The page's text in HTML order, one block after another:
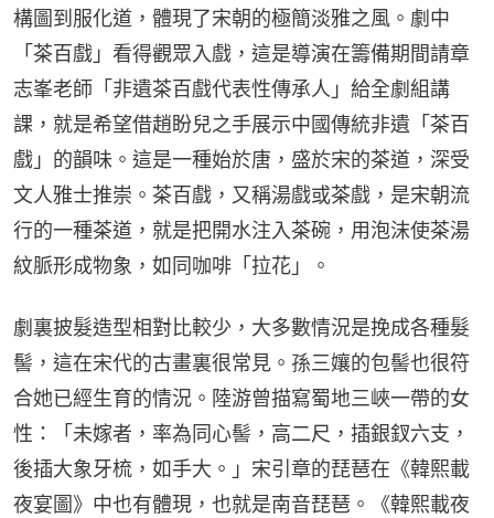
構圖到服化道，體現了宋朝的極簡淡雅之風。劇中
「茶百戲」看得觀眾入戲，這是導演在籌備期間請章
志峯老師「非遺茶百戲代表性傳承人」給全劇組講
課，就是希望借趙盼兒之手展示中國傳統非遺「茶百
戲」的韻味。這是一種始於唐，盛於宋的茶道，深受
文人雅士推崇。茶百戲，又稱湯戲或茶戲，是宋朝流
行的一種茶道，就是把開水注入茶碗，用泡沫使茶湯
紋脈形成物象，如同咖啡「拉花」。
劇裏披髮造型相對比較少，大多數情況是挽成各種髮
髻，這在宋代的古畫裏很常見。孫三孃的包髻也很符
合她已經生育的情況。陸游曾描寫蜀地三峽一帶的女
性：「未嫁者，率為同心髻，高二尺，插銀釵六支，
後插大象牙梳，如手大。」宋引章的琵琶在《韓熙載
夜宴圖》中也有體現，也就是南音琵琶。《韓熙載夜